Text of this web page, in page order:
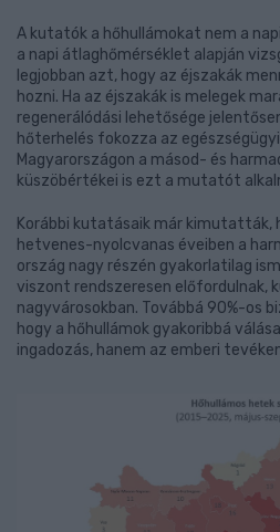
A kutatók a hőhullámokat nem a
a napi átlaghőmérséklet alapján
legjobban azt, hogy az éjszakák
hozni. Ha az éjszakák is melegek
regenerálódási lehetősége
hőterhelés fokozza az
Magyarországon a másod- és
küszöbértékei is ezt a mutatót
Korábbi kutatásaik már kimutatták,
hetvenes-nyolcvanas éveiben a
ország nagy részén gyakorlatilag
viszont rendszeresen előfordulnak,
nagyvárosokban. Továbbá 90%-os
hogy a hőhullámok gyakoribbá
ingadozás, hanem az emberi